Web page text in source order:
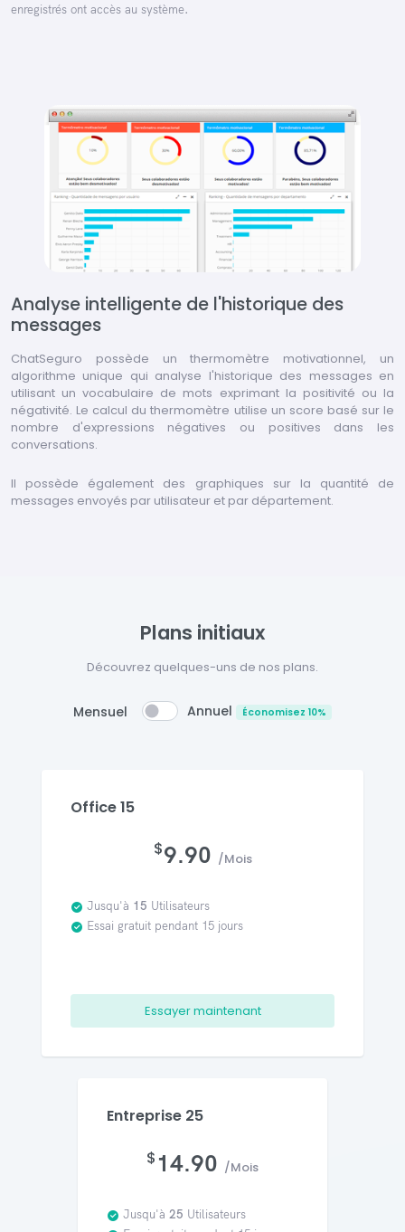
enregistrés ont accès au système.
Analyse intelligente de l'historique des
messages
ChatSeguro possède un thermomètre motivationnel, un
algorithme unique qui analyse l'historique des messages en
utilisant un vocabulaire de mots exprimant la positivité ou la
négativité. Le calcul du thermomètre utilise un score basé sur le
nombre d'expressions négatives ou positives dans les
conversations.
Il possède également des graphiques sur la quantité de
messages envoyés par utilisateur et par département.
Plans initiaux
Découvrez quelques-uns de nos plans.
Mensuel Annuel Économisez 10%
Office 15
$9.90 /Mois
Jusqu'à 15 Utilisateurs
Essai gratuit pendant 15 jours
Essayer maintenant
Entreprise 25
$ 14.90 /Mois
Jusqu'à 25 Utilisateurs